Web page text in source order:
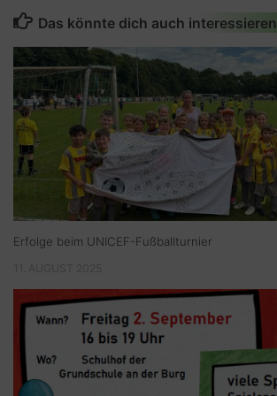
Das könnte dich auch
Erfolge beim UNICEF-Fußballturnier